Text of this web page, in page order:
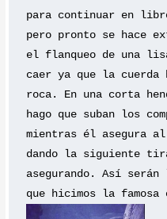
para continuar en
pero pronto se hace
el flanqueo de una
caer ya que la cuerda
roca. En una corta
hago que suban los
mientras él asegura
dando la siguiente
asegurando. Así
que hicimos la famosa